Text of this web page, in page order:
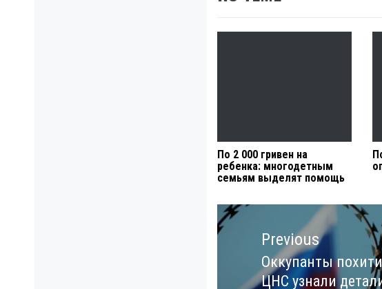
По 2 000 гривен на
ребенка: многодетным
семьям выделят помощь
Навигация
по
записямPrevious
Previous
Оккупанты
ЦНС узнали